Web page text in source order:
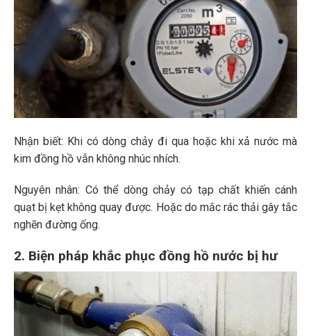
Nhận biết: Khi có dòng chảy đi qua hoặc khi xả nước mà
kim đồng hồ vẫn không nhúc nhích.
Nguyên nhân: Có thể dòng chảy có tạp chất khiến cánh
quạt bị kẹt không quay được. Hoặc do mắc rác thải gây tắc
nghẽn đường ống.
2. Biện pháp khắc phục đồng hồ nước bị hư